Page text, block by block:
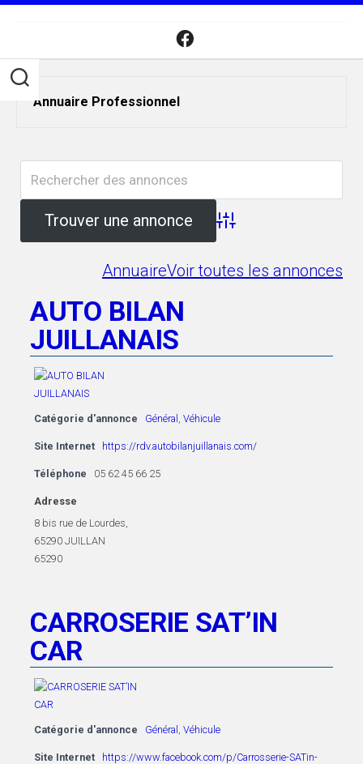
Skip
Annuaire Professionnel
Advanced Search
AnnuaireVoir toutes les annonces
AUTO BILAN
JUILLANAIS
Catégorie d'annonce Général Véhicule
Site Internet https://rdv.autobilanjuillanais.com/
Téléphone 05 62 45 66 25
Adresse
8 bis rue de Lourdes,
65290 JUILLAN
65290
CARROSERIE SAT’IN
CAR
Catégorie d'annonce Général Véhicule
Site Internet
https://www.facebook.com/p/Carrosserie-SATin-